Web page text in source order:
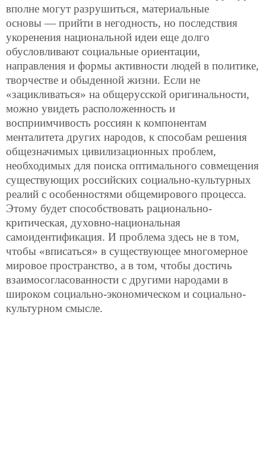
вполне могут разрушиться, материальные
основы — прийти в негодность, но последствия
укоренения национальной идеи еще долго
обусловливают социальные ориентации,
направления и формы активности людей в политике,
творчестве и обыденной жизни. Если не
«зацикливаться» на общерусской оригинальности,
можно увидеть расположенность и
восприимчивость россиян к компонентам
менталитета других народов, к способам решения
общезначимых цивилизационных проблем,
необходимых для поиска оптимального совмещения
существующих российских социально-культурных
реалий с особенностями общемирового процесса.
Этому будет способствовать рационально-
критическая, духовно-национальная
самоидентификация. И проблема здесь не в том,
чтобы «вписаться» в существующее многомерное
мировое пространство, а в том, чтобы достичь
взаимосогласованности с другими народами в
широком социально-экономическом и социально-
культурном смысле.